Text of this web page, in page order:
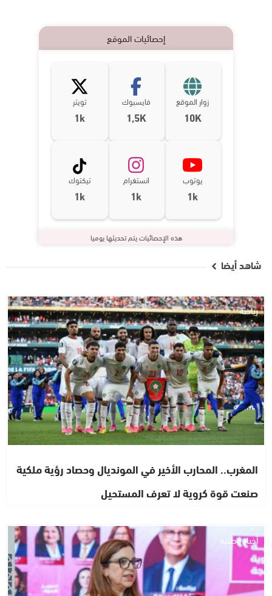
إحصائيات الموقع
زوار الموقع
10K
فايسبوك
1,5K
تويتر
1k
يوتوب
1k
انستغرام
1k
تيكتوك
1k
هذه الإحصائيات يتم تحديثها يوميا
شاهد أيضا
رياضة
المغرب.. المحارب الأخير في المونديال وحصاد رؤية ملكية
صنعت قوة كروية لا تعرف المستحيل
أخبار وطنية